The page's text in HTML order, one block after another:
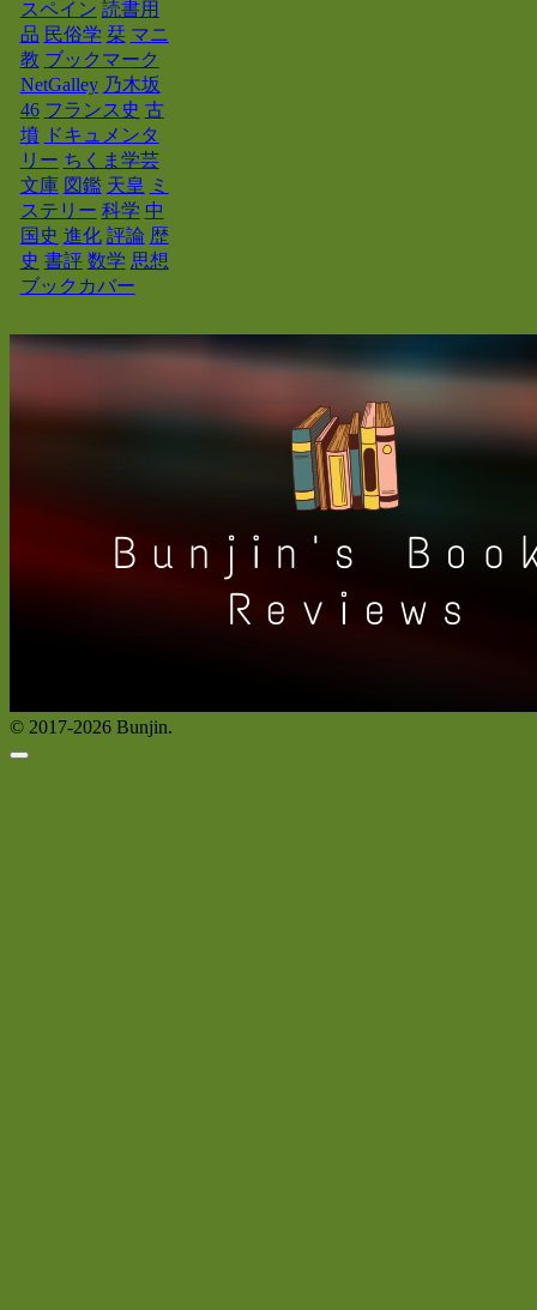
スペイン 読書用
品 民俗学 栞 マニ
教 ブックマーク
NetGalley 乃木坂
46 フランス史 古
墳 ドキュメンタ
リー ちくま学芸
文庫 図鑑 天皇 ミ
ステリー 科学 中
国史 進化 評論 歴
史 書評 数学 思想
ブックカバー
© 2017-2026 Bunjin.